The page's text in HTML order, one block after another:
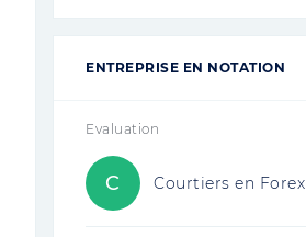
ENTREPRISE EN NOTATION
Evaluation
C Courtiers en Forex